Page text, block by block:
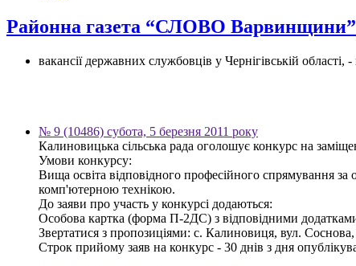
Районна газета “СЛОВО Варвинщини”
вакансії державних службовців у Чернігівській
№ 9 (10486) субота, 5 березня 2011 року
Калиновицька сільська рада оголошує конкурс на
Умови конкурсу:
Вища освіта відповідного професійного спрямування за
комп'ютерною технікою.
До заяви про участь у конкурсі додаються:
Особова картка (форма П-2ДС) з відповідними
Звертатися з пропозиціями: с. Калиновиця, вул.
Строк прийому заяв на конкурс - 30 днів з дня